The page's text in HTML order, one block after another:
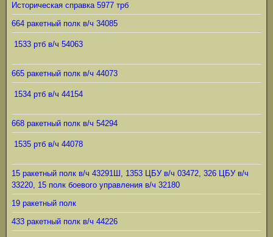
Историческая справка 5977 трб
664 ракетный полк в/ч 34085
1533 ртб в/ч 54063
665 ракетный полк в/ч 44073
1534 ртб в/ч 44154
668 ракетный полк в/ч 54294
1535 ртб в/ч 44078
15 ракетный полк в/ч 43291Ш, 1353 ЦБУ в/ч 03472, 326 ЦБУ в/ч
33220, 15 полк боевого управления в/ч 32180
19 ракетный полк
433 ракетный полк в/ч 44226